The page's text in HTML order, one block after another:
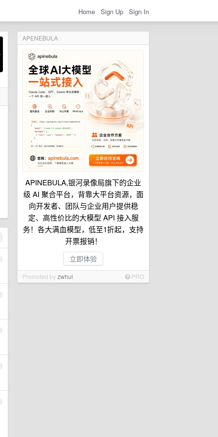
Home Sign Up Sign In
APENEBULA
APINEBULA,银河录像局旗下的企业
级 AI 聚合平台，背靠大平台资源，面
向开发者、团队与企业用户提供稳
定、高性价比的大模型 API 接入服
务！各大满血模型，低至1折起，支持
开票报销！
立即体验
Promoted byzwhui PRO